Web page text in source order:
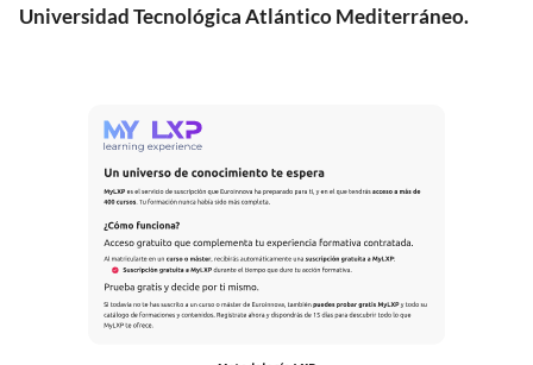
Universidad Tecnológica Atlántico Mediterráneo.